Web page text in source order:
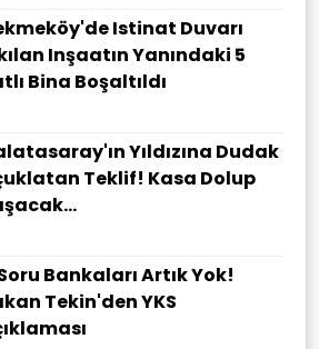
Istinat Duvarı
Inşaatın Yanındaki 5
Bina Boşaltıldı
Yıldızına Dudak
Teklif! Kasa Dolup
Bankaları Artık Yok!
Tekin'den YKS